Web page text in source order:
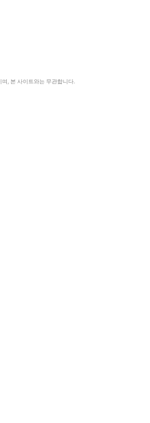
, 본 사이트와는 무관합니다.